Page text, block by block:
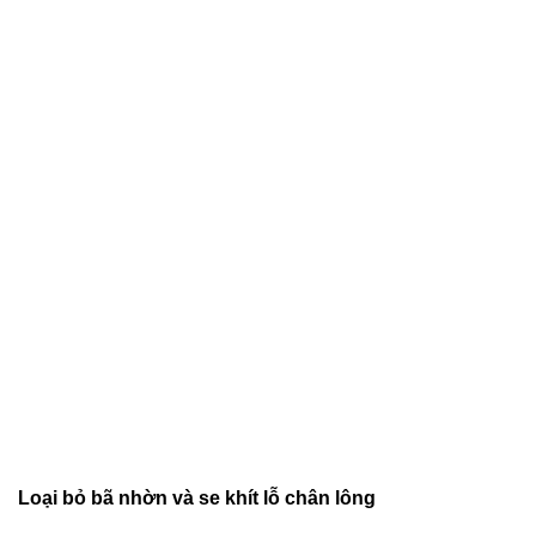
Loại bỏ bã nhờn và se khít lỗ chân lông